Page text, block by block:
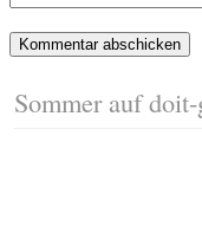
Sommer auf